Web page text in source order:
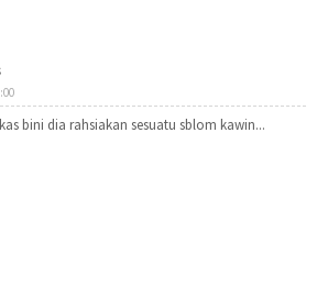
bini dia rahsiakan sesuatu sblom kawin...